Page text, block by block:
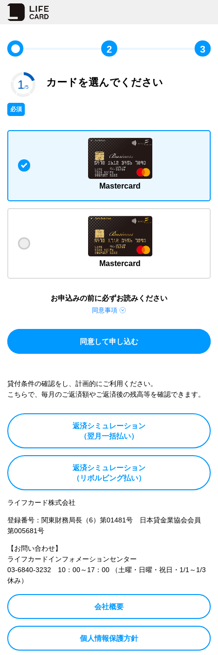
2 3
1/5 カードを選んでください
必須
Mastercard
Mastercard
お申込みの前に必ずお読みください
同意事項
同意して申し込む
貸付条件の確認をし、計画的にご利用ください。
こちらで、毎月のご返済額やご返済後の残高等を確認できます。
返済シミュレーション
（翌月一括払い）
返済シミュレーション
（リボルビング払い）
ライフカード株式会社
登録番号：関東財務局長（6）第01481号 日本貸金業協会会員
第005681号
【お問い合わせ】
ライフカードインフォメーションセンター
03-6840-3232 10：00～17：00 （土曜・日曜・祝日・1/1～1/3
休み）
会社概要
個人情報保護方針